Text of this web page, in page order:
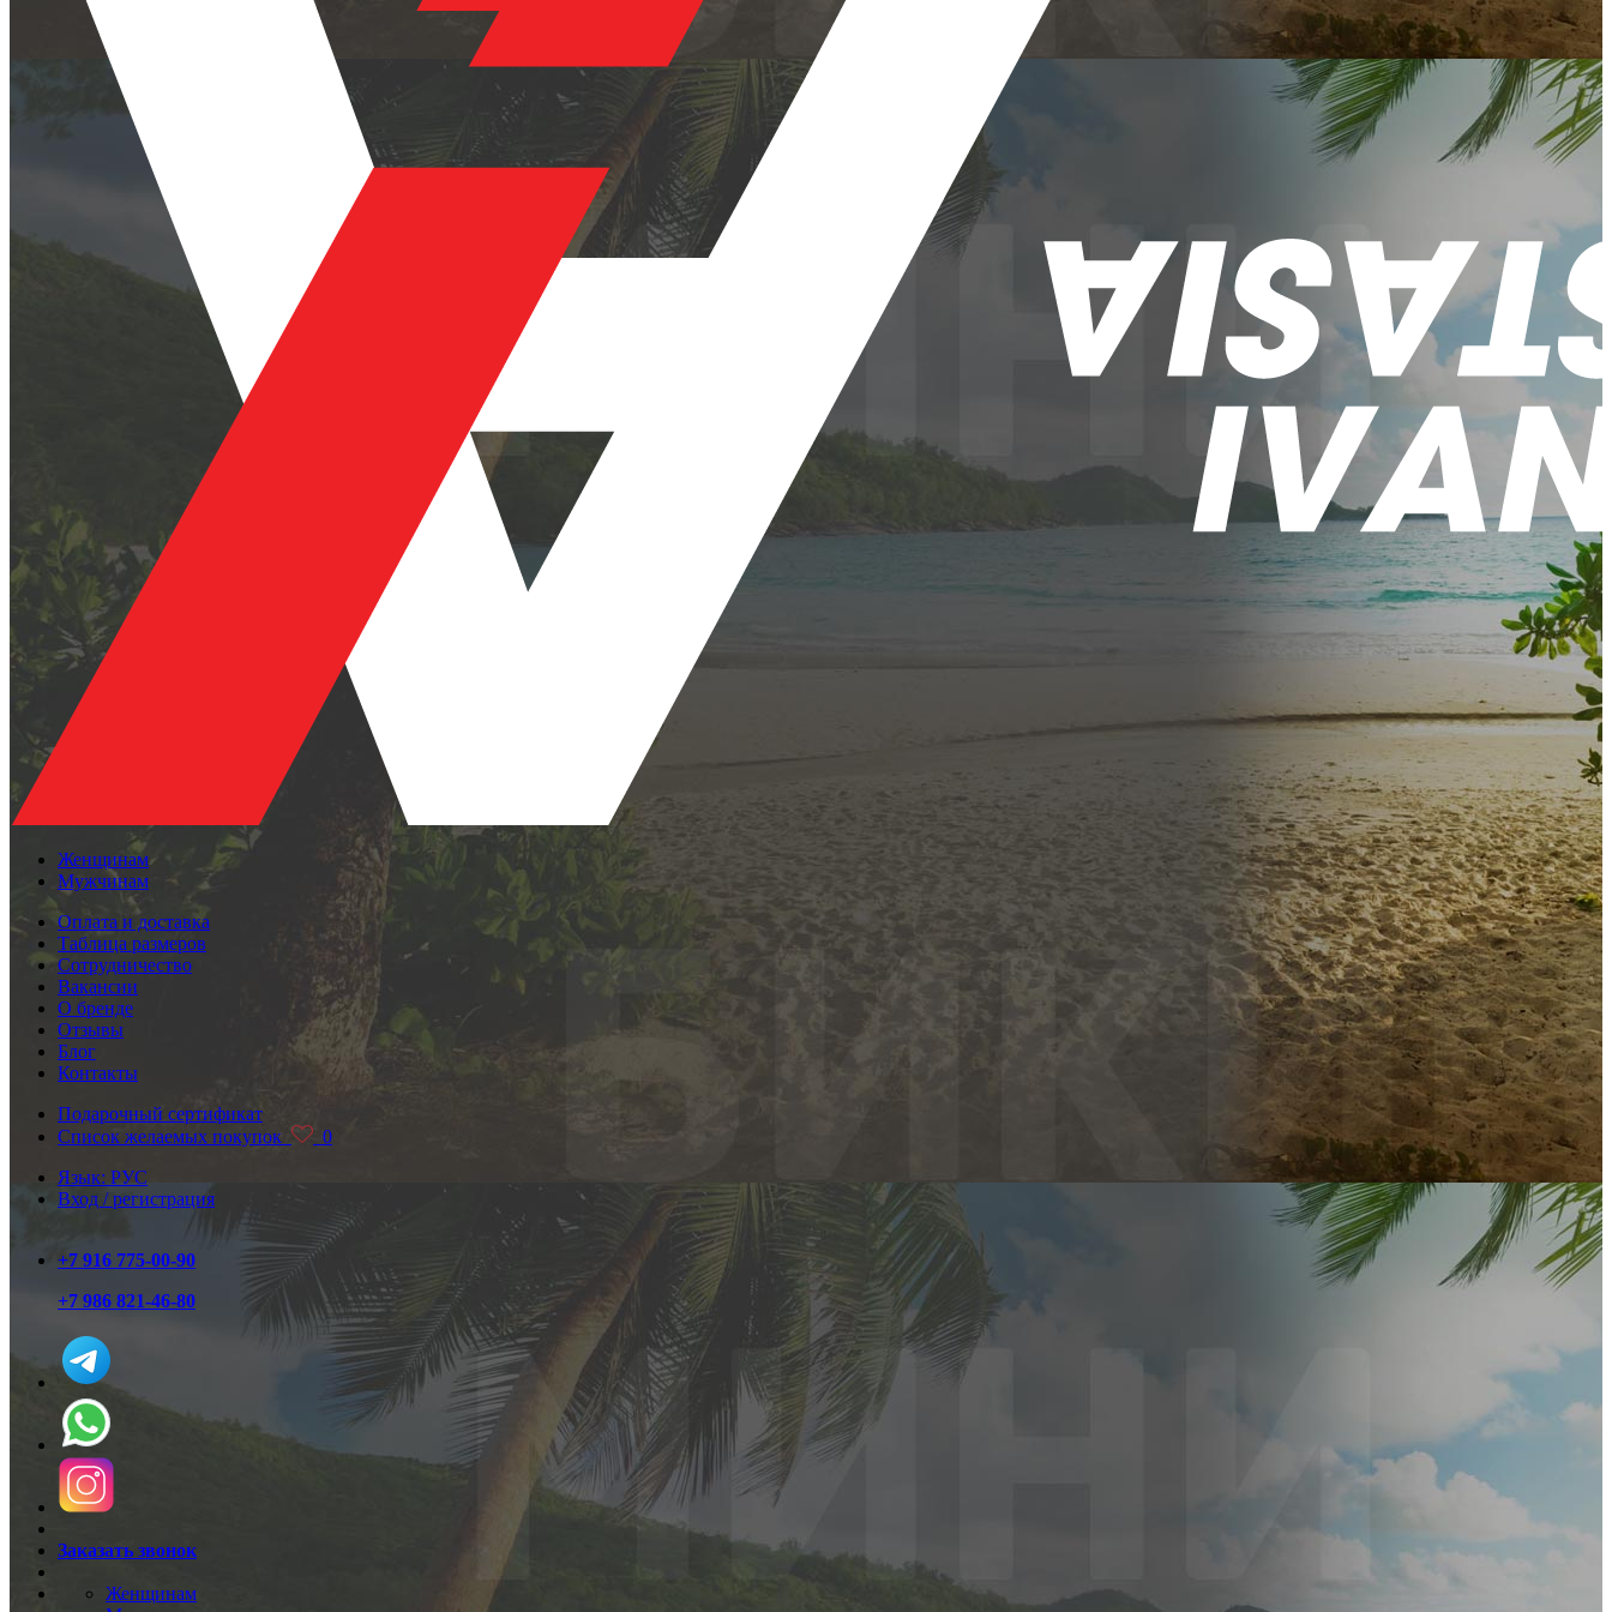
Женщинам
Мужчинам
Оплата и доставка
Таблица размеров
Сотрудничество
Вакансии
О бренде
Отзывы
Блог
Контакты
Подарочный сертификат
Список желаемых покупок
0
Язык: РУС
Вход / регистрация
+7 916 775-00-90
+7 986 821-46-80
Заказать звонок
Женщинам